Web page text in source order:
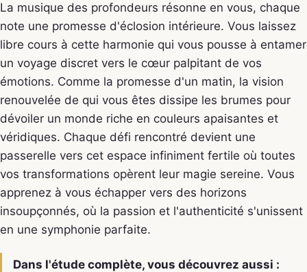
La musique des profondeurs résonne en vous, chaque
note une promesse d'éclosion intérieure. Vous laissez
libre cours à cette harmonie qui vous pousse à entamer
un voyage discret vers le cœur palpitant de vos
émotions. Comme la promesse d'un matin, la vision
renouvelée de qui vous êtes dissipe les brumes pour
dévoiler un monde riche en couleurs apaisantes et
véridiques. Chaque défi rencontré devient une
passerelle vers cet espace infiniment fertile où toutes
vos transformations opèrent leur magie sereine. Vous
apprenez à vous échapper vers des horizons
insoupçonnés, où la passion et l'authenticité s'unissent
en une symphonie parfaite.
Dans l'étude complète, vous découvrez aussi :